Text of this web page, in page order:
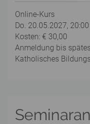
Online-Kurs
Do. 20.05.2027,
Kosten: € 30,00
Anmeldung bis
Katholisches